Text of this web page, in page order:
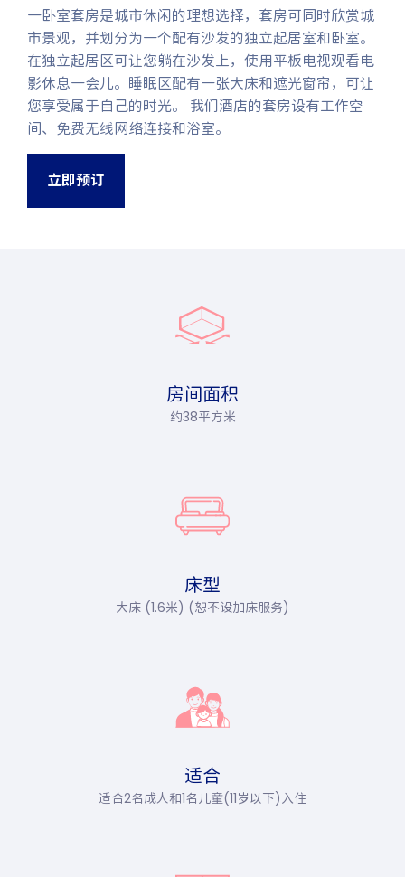
一卧室套房是城市休闲的理想选择，套房可同时欣赏城
市景观，并划分为一个配有沙发的独立起居室和卧室。
在独立起居区可让您躺在沙发上，使用平板电视观看电
影休息一会儿。睡眠区配有一张大床和遮光窗帘，可让
您享受属于自己的时光。 我们酒店的套房设有工作空
间、免费无线网络连接和浴室。
立即预订
房间面积
约38平方米
床型
大床 (1.6米) (恕不设加床服务)
适合
适合2名成人和1名儿童(11岁以下)入住